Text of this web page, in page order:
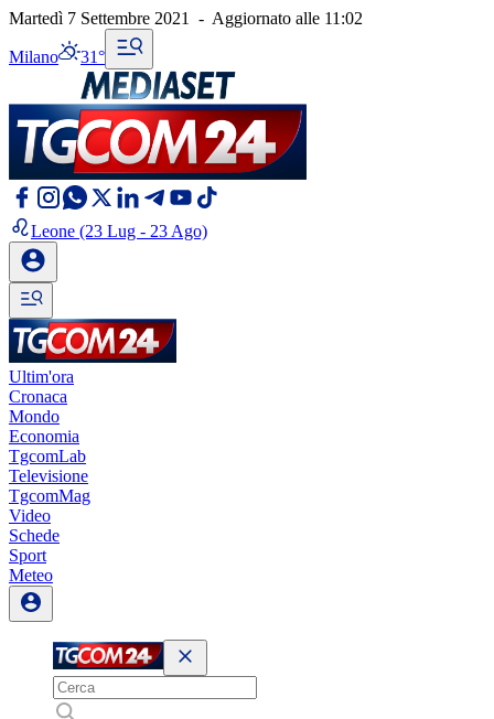
Martedì 7 Settembre 2021 - Aggiornato alle 11:02
Milano 31°
Leone (23 Lug - 23 Ago)
Ultim'ora
Cronaca
Mondo
Economia
TgcomLab
Televisione
TgcomMag
Video
Schede
Sport
Meteo